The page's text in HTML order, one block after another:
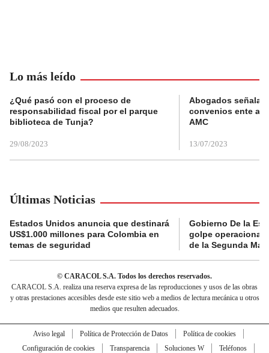
Lo más leído
¿Qué pasó con el proceso de
responsabilidad fiscal por el parque
biblioteca de Tunja?
29/08/2023
Abogados
convenios ente
AMC
13/07/2023
Últimas Noticias
Estados Unidos anuncia que destinará
US$1.000 millones para Colombia en
temas de seguridad
Gobierno De la
golpe
de la Segunda
© CARACOL S.A. Todos los derechos reservados.
CARACOL S.A. realiza una reserva expresa de las reproducciones y usos de las obras
y otras prestaciones accesibles desde este sitio web a medios de lectura mecánica u otros
medios que resulten adecuados.
Aviso legal Política de Protección de Datos
Política de cookies
Configuración de cookies
Transparencia Soluciones W
Teléfonos